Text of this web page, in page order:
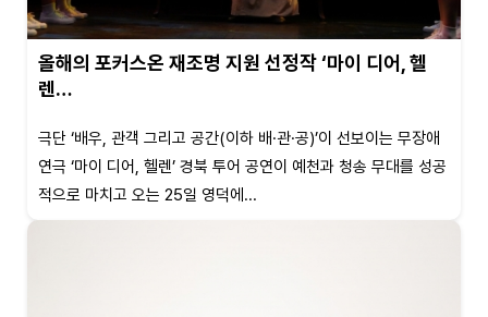
올해의 포커스온 재조명 지원 선정작 ‘마이 디어, 헬
렌…
극단 ‘배우, 관객 그리고 공간(이하 배·관·공)’이 선보이는 무장애
연극 ‘마이 디어, 헬렌’ 경북 투어 공연이 예천과 청송 무대를 성공
적으로 마치고 오는 25일 영덕에...